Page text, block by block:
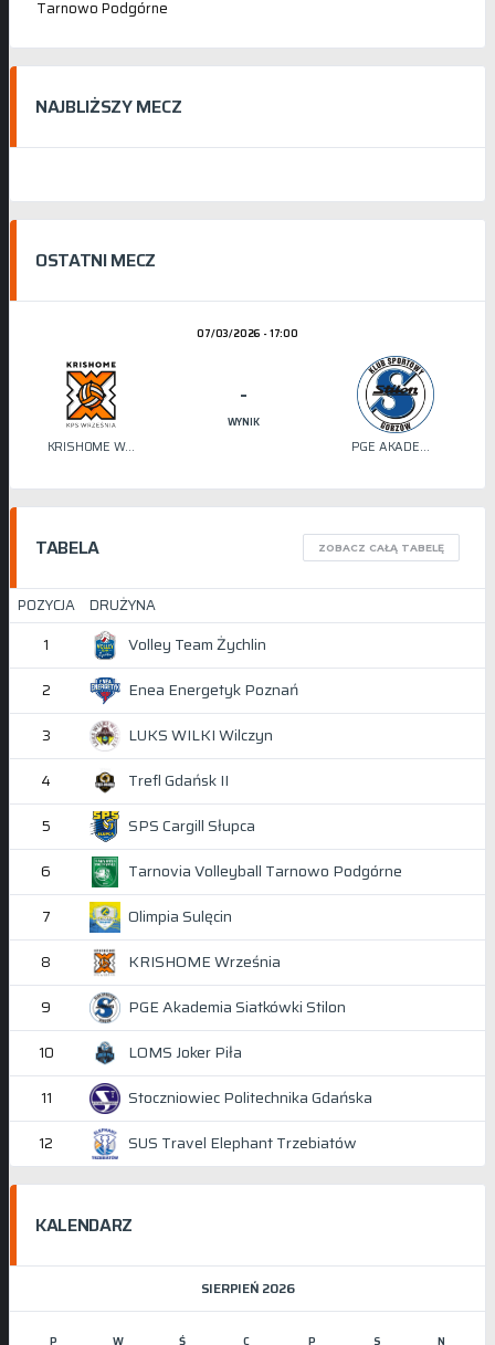
Tarnowo Podgórne
NAJBLIŻSZY MECZ
OSTATNI MECZ
07/03/2026 - 17:00
KRISHOME WRZEŚNIA PGE AKADEMIA SIATKÓWKI STILON
-
WYNIK
TABELA ZOBACZ CAŁĄ TABELĘ
POZYCJA
DRUŻYNA
1
Volley Team Żychlin
2 Enea Energetyk Poznań
3 LUKS WILKI Wilczyn
4 Trefl Gdańsk II
5 SPS Cargill Słupca
6 Tarnovia Volleyball Tarnowo Podgórne
7 Olimpia Sulęcin
8 KRISHOME Września
9 PGE Akademia Siatkówki Stilon
10 LOMS Joker Piła
11 Stoczniowiec Politechnika Gdańska
12 SUS Travel Elephant Trzebiatów
KALENDARZ
SIERPIEŃ 2026
P W Ś C P S N